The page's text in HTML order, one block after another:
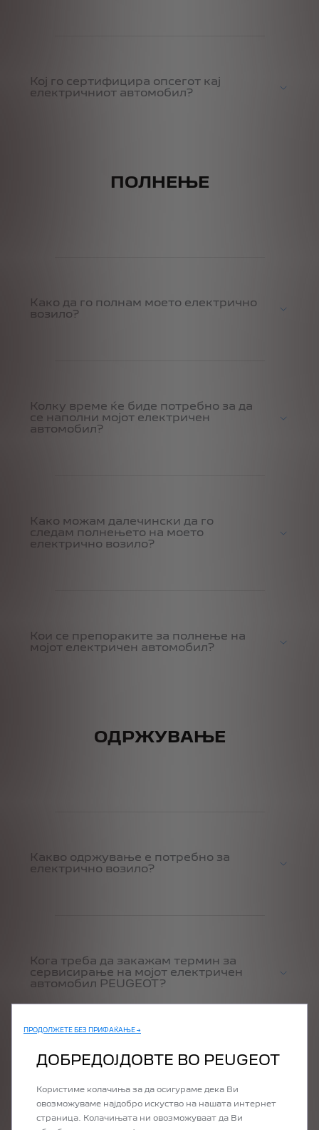
Кој го сертифицира опсегот кај
електричниот автомобил?
ПОЛНЕЊЕ
Како да го полнам моето електрично
возило?
Колку време ќе биде потребно за да
се наполни мојот електричен
автомобил?
Како можам далечински да го
следам полнењето на моето
електрично возило?
Кои се препораките за полнење на
мојот електричен автомобил?
ОДРЖУВАЊЕ
Какво одржување е потребно за
електрично возило?
Кога треба да закажам термин за
сервисирање на мојот електричен
автомобил PEUGEOT?
ПРОДОЛЖЕТЕ БЕЗ ПРИФАЌАЊЕ →
ДОБРЕДОЈДОВТЕ ВО PEUGEOT
Користиме колачиња за да осигураме дека Ви
овозможуваме најдобро искуство на нашата интернет
страница. Колачињата ни овозможуваат да Ви